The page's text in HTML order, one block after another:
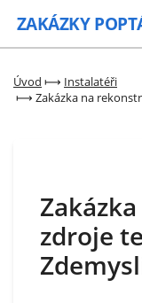
ZAKÁZKY
Úvod ⟼ Instalatéři
⟼ Zakázka na
zdroje